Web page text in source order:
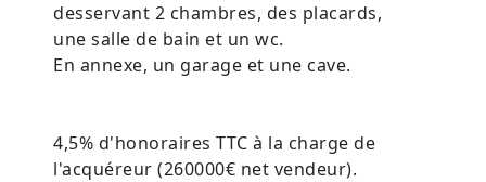
desservant 2 chambres, des placards,
une salle de bain et un wc.
En annexe, un garage et une cave.
4,5% d'honoraires TTC à la charge de
l'acquéreur (260000€ net vendeur).